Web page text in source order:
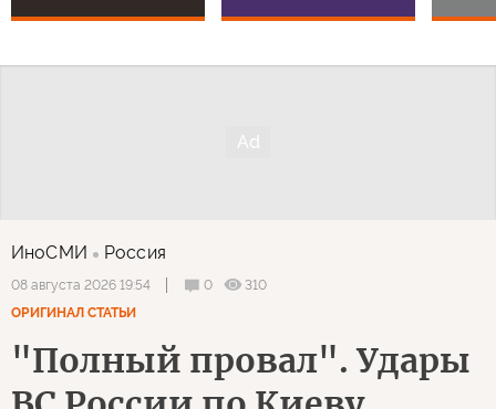
ИноСМИ Россия
08 августа 2026 19:54 0
310
ОРИГИНАЛ СТАТЬИ
"Полный провал". Удары